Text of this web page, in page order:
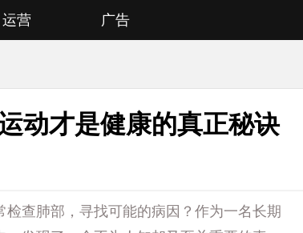
运营 广告
动才是健康的真正秘诀
查肺部，寻找可能的病因？作为一名长期